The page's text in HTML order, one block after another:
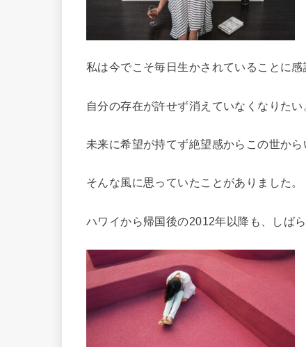
私は今でこそ毎日生かされていることに
自分の存在が許せず消えていなくなりたい
未来に希望が持てず絶望感からこの世から
そんな風に思っていたことがありました。
ハワイから帰国後の2012年以降も、しば